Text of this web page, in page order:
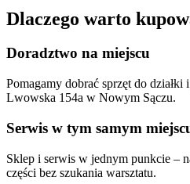
Dlaczego warto
Doradztwo na miejscu
Pomagamy dobrać sprzęt do
Lwowska 154a w Nowym Sączu.
Serwis w tym samym
Sklep i serwis w jednym punkcie –
części bez szukania warsztatu.